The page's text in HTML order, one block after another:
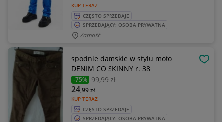
KUP TERAZ
CZĘSTO SPRZEDAJE
SPRZEDAJĄCY: OSOBA PRYWATNA
Zamość
spodnie damskie w stylu moto
DENIM CO SKINNY r. 38
-75% 99,99 zł
KUP TERAZ
24,99zł
CZĘSTO SPRZEDAJE
SPRZEDAJĄCY: OSOBA PRYWATNA